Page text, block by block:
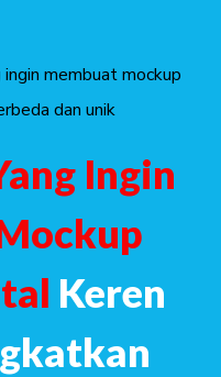
ingin membuat mockup
dan unik
Ingin
Keren